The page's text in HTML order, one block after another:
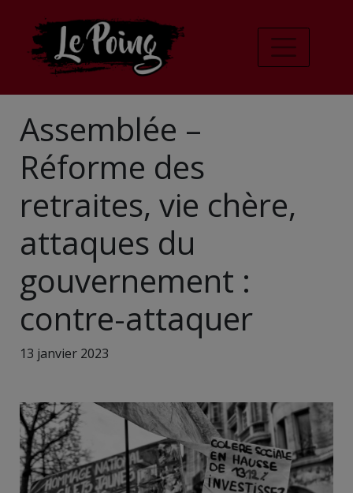
Assemblée –
Réforme des
retraites, vie chère,
attaques du
gouvernement :
contre-attaquer
13 janvier 2023